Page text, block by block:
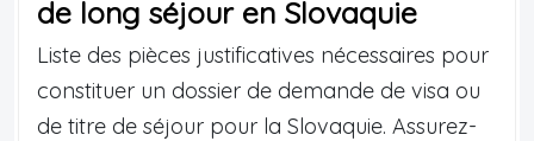
de long séjour en Slovaquie
Liste des pièces justificatives nécessaires pour
constituer un dossier de demande de visa ou
de titre de séjour pour la Slovaquie. Assurez-